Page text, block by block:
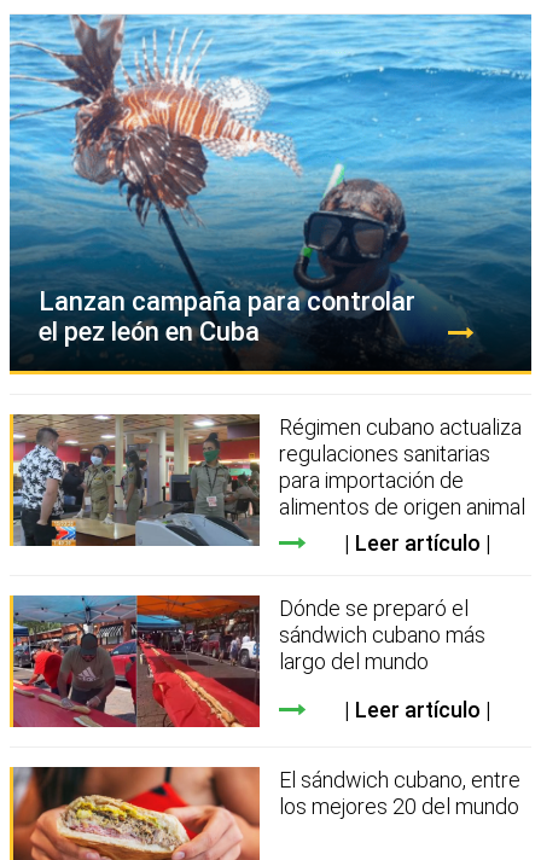
Lanzan campaña para controlar
el pez león en Cuba
Régimen cubano actualiza
regulaciones sanitarias
para importación de
alimentos de origen animal
Leer artículo
Dónde se preparó el
sándwich cubano más
largo del mundo
Leer artículo
El sándwich cubano, entre
los mejores 20 del mundo